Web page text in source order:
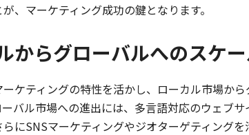
、マーケティング成功の鍵となります。
からグローバルへのスケ
ケティングの特性を活かし、ローカル市場か
ーバル市場への進出には、多言語対応のウェブ
にSNSマーケティングやジオターゲティング